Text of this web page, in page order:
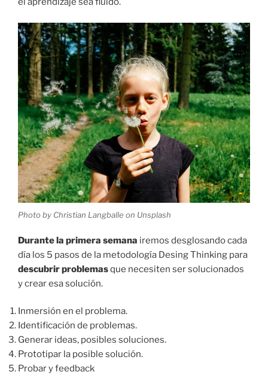
Photo by Christian Langballe on Unsplash
Durante la primera semana iremos desglosando cada
día los 5 pasos de la metodología Desing Thinking para
descubrir problemasque necesiten ser solucionados
y crear esa solución.
Inmersión en el problema.
Identificación de problemas.
Generar ideas, posibles soluciones.
Prototipar la posible solución.
Probar y feedback